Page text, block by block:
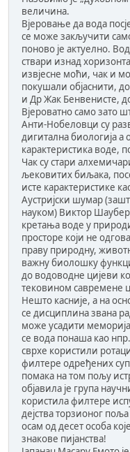
величина.
Вјеровање да вода
се може закључити
поново је актуелно.
ствари изнад
извјесне моћи, чак и
покушали објаснити,
и Др Жак Бенвенисте,
Вјероватно само зато
Анти-Нобеловци су
дигитална биологија
карактеристика воде,
Чак су стари
љековитих биљака,
исте карактеристике
Аустријски шумар
науком) Виктор
кретања воде у
просторе који не
праву природну,
важну биолошку
до водоводне цијеви
тековином савремене
Нешто касније, а на
се дисциплина звана
може усадити
се вода понаша као
сврхе користили
филтере одређених
помака на том пољу
објавила је група
користила филтере
дејства торзионог
осам од десет особа
знакове пијанства!